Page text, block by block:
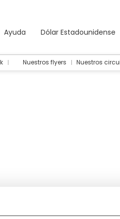
Ayuda Dólar Estadounidense
Nuestros flyers Nuestros